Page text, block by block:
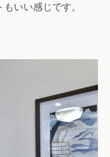
いい感じです。